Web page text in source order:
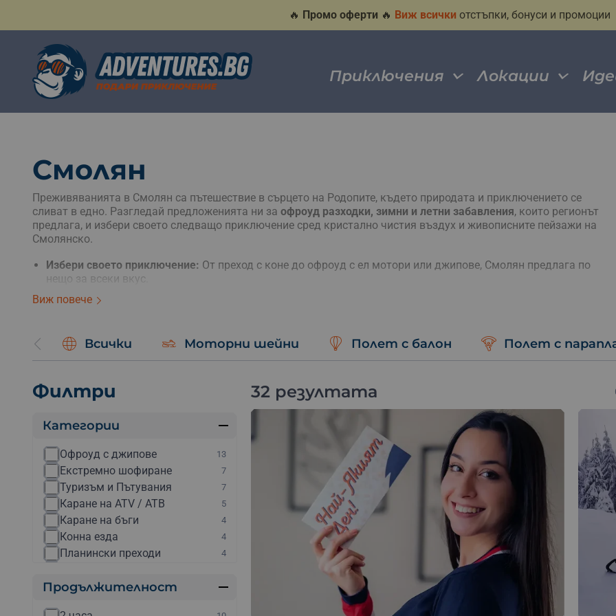
🔥 Промо оферти 🔥 Виж всички отстъпки, бонуси и промоции
Приключения Локации
Смолян
Преживяванията в Смолян са пътешествие в сърцето на Родопите, където природата и приключението се
сливат в едно. Разгледай предложенията ни за офроуд разходки, зимни и летни забавления, които регионът
предлага, и избери своето следващо приключение сред кристално чистия въздух и живописните пейзажи на
Смолянско.
Избери своето приключение: От преход с коне до офроуд с ел мотори или джипове, Смолян предлага по
нещо за всеки вкус.
идеалното място.
изживявания.
Подари незабравими моменти с ваучер за приключение в Смолян – перфектен за всеки повод!
Виж повече
Всички Моторни шейни Полет с балон Полет с
Филтри
Категории
Офроуд с джипове 13
Екстремно шофиране 7
Туризъм и Пътувания 7
Каране на ATV / АТВ 5
Каране на бъги 4
Конна езда 4
Планински преходи 4
Електрически мотори 3
Продължителност
32 резултата